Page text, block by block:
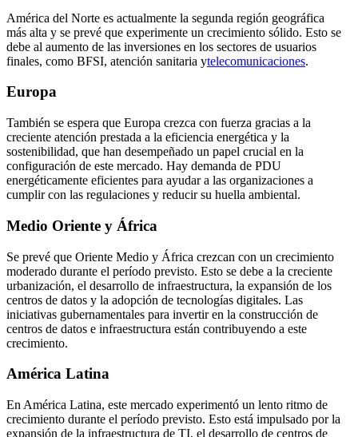
América del Norte es actualmente la segunda región geográfica
más alta y se prevé que experimente un crecimiento sólido. Esto se
debe al aumento de las inversiones en los sectores de usuarios
finales, como BFSI, atención sanitaria ytelecomunicaciones.
Europa
También se espera que Europa crezca con fuerza gracias a la
creciente atención prestada a la eficiencia energética y la
sostenibilidad, que han desempeñado un papel crucial en la
configuración de este mercado. Hay demanda de PDU
energéticamente eficientes para ayudar a las organizaciones a
cumplir con las regulaciones y reducir su huella ambiental.
Medio Oriente y África
Se prevé que Oriente Medio y África crezcan con un crecimiento
moderado durante el período previsto. Esto se debe a la creciente
urbanización, el desarrollo de infraestructura, la expansión de los
centros de datos y la adopción de tecnologías digitales. Las
iniciativas gubernamentales para invertir en la construcción de
centros de datos e infraestructura están contribuyendo a este
crecimiento.
América Latina
En América Latina, este mercado experimentó un lento ritmo de
crecimiento durante el período previsto. Esto está impulsado por la
expansión de la infraestructura de TI, el desarrollo de centros de